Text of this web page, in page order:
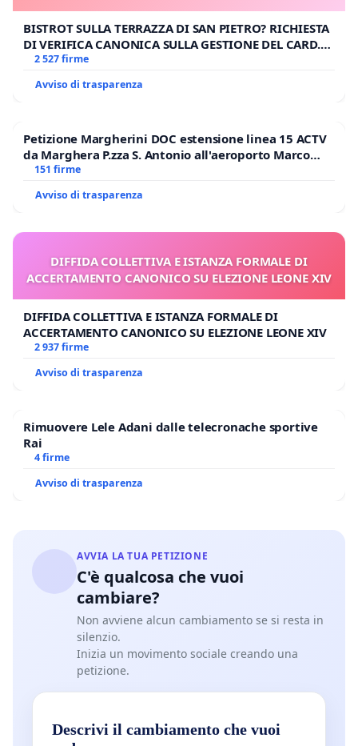
BISTROT SULLA TERRAZZA DI SAN PIETRO? RICHIESTA
DI VERIFICA CANONICA SULLA GESTIONE DEL CARD.
GAMBETTI
2 527 firme
Avviso di trasparenza
Petizione Margherini DOC estensione linea 15 ACTV
da Marghera P.zza S. Antonio all'aeroporto Marco
Polo tariffa a € 1,50
151 firme
Avviso di trasparenza
DIFFIDA COLLETTIVA E ISTANZA FORMALE DI
ACCERTAMENTO CANONICO SU ELEZIONE LEONE XIV
DIFFIDA COLLETTIVA E ISTANZA FORMALE DI
ACCERTAMENTO CANONICO SU ELEZIONE LEONE XIV
2 937 firme
Avviso di trasparenza
Rimuovere Lele Adani dalle telecronache sportive
Rai
4 firme
Avviso di trasparenza
AVVIA LA TUA PETIZIONE
C'è qualcosa che vuoi
cambiare?
Non avviene alcun cambiamento se si resta in
silenzio.
Inizia un movimento sociale creando una
petizione.
Descrivi il cambiamento che vuoi